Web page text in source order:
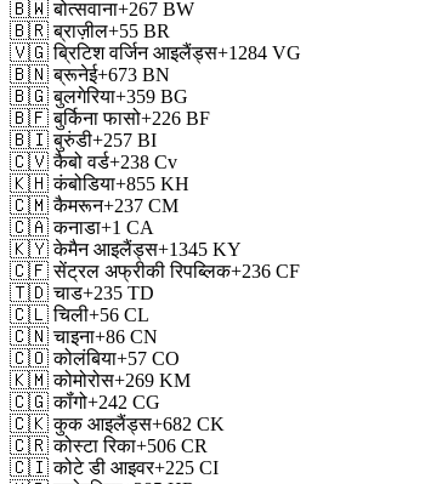
🇧🇼 बोत्सवाना+267 BW
🇧🇷 ब्राज़ील+55 BR
🇻🇬 ब्रिटिश वर्जिन आइलैंड्स+1284 VG
🇧🇳 ब्रूनेई+673 BN
🇧🇬 बुलगेरिया+359 BG
🇧🇫 बुर्किना फासो+226 BF
🇧🇮 बुरुंडी+257 BI
🇨🇻 कैबो वर्ड+238 Cv
🇰🇭 कंबोडिया+855 KH
🇨🇲 कैमरून+237 CM
🇨🇦 कनाडा+1 CA
🇰🇾 केमैन आइलैंड्स+1345 KY
🇨🇫 सेंट्रल अफ्रीकी रिपब्लिक+236 CF
🇹🇩 चाड+235 TD
🇨🇱 चिली+56 CL
🇨🇳 चाइना+86 CN
🇨🇴 कोलंबिया+57 CO
🇰🇲 कोमोरोस+269 KM
🇨🇬 कॉंगो+242 CG
🇨🇰 कुक आइलैंड्स+682 CK
🇨🇷 कोस्टा रिका+506 CR
🇨🇮 कोटे डी आइवर+225 CI